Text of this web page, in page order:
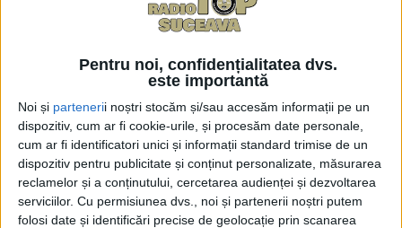
Pentru noi, confidențialitatea dvs.
este importantă
Noi și partenerii noștri stocăm și/sau accesăm informații pe un
dispozitiv, cum ar fi cookie-urile, și procesăm date personale,
cum ar fi identificatori unici și informații standard trimise de un
dispozitiv pentru publicitate și conținut personalizate, măsurarea
reclamelor și a conținutului, cercetarea audienței și dezvoltarea
serviciilor. Cu permisiunea dvs., noi și partenerii noștri putem
folosi date și identificări precise de geolocație prin scanarea
63% pentru dezvoltare și
37% pentru funcționare.
Ilie, ctitorie a lui Ștefan cel
Mare, finalizată în aprilie
1 MARTIE, 2022